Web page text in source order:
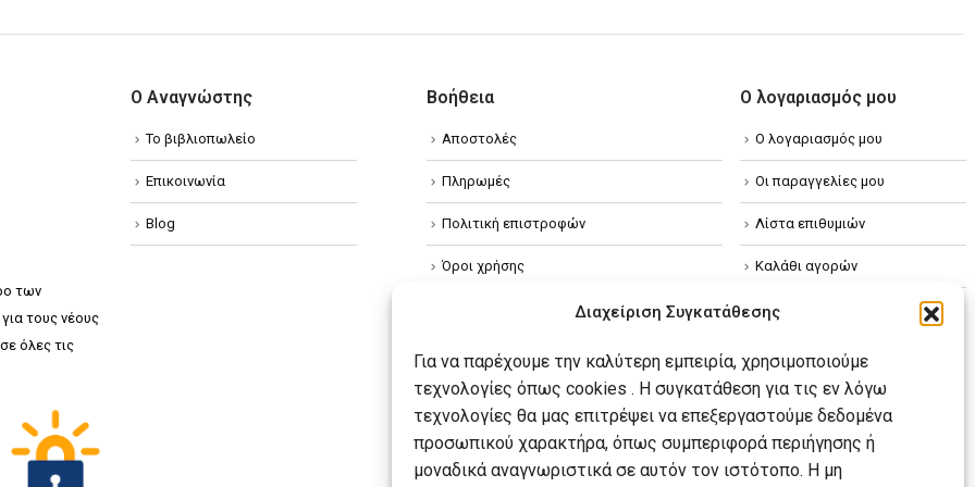
Διαχείριση Συγκατάθεσης
Για να παρέχουμε την καλύτερη εμπειρία, χρησιμοποιούμε
τεχνολογίες όπως cookies . Η συγκατάθεση για τις εν λόγω
τεχνολογίες θα μας επιτρέψει να επεξεργαστούμε δεδομένα
προσωπικού χαρακτήρα, όπως συμπεριφορά περιήγησης ή
μοναδικά αναγνωριστικά σε αυτόν τον ιστότοπο. Η μη
των
τους νέους
όλες τις
Ο Αναγνώστης
Το βιβλιοπωλείο
Επικοινωνία
Blog
Βοήθεια
Αποστολές
Πληρωμές
Πολιτική επιστροφών
Όροι χρήσης
Πολιτική απορρήτου
Πολιτική Cookies
Ο λογαριασμός μου
Ο λογαριασμός μου
Οι παραγγελίες μου
Λίστα επιθυμιών
Καλάθι αγορών